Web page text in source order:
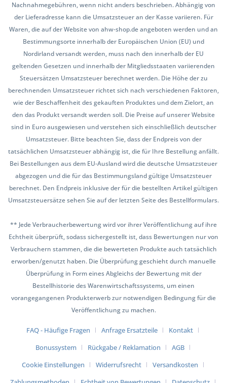
Nachnahmegebühren, wenn nicht anders beschrieben. Abhängig von
der Lieferadresse kann die Umsatzsteuer an der Kasse variieren. Für
Waren, die auf der Website von ahw-shop.de angeboten werden und an
Bestimmungsorte innerhalb der Europäischen Union (EU) und
Nordirland versandt werden, muss nach den innerhalb der EU
geltenden Gesetzen und innerhalb der Mitgliedsstaaten variierenden
Steuersätzen Umsatzsteuer berechnet werden. Die Höhe der zu
berechnenden Umsatzsteuer richtet sich nach verschiedenen Faktoren,
wie der Beschaffenheit des gekauften Produktes und dem Zielort, an
den das Produkt versandt werden soll. Die Preise auf unserer Website
sind in Euro ausgewiesen und verstehen sich einschließlich deutscher
Umsatzsteuer. Bitte beachten Sie, dass der Endpreis von der
tatsächlichen Umsatzsteuer abhängig ist, die für Ihre Bestellung anfällt.
Bei Bestellungen aus dem EU-Ausland wird die deutsche Umsatzsteuer
abgezogen und die für das Bestimmungsland gültige Umsatzsteuer
berechnet. Den Endpreis inklusive der für die bestellten Artikel gültigen
Umsatzsteuersätze sehen Sie auf der letzten Seite des Bestellformulars.
** Jede Verbraucherbewertung wird vor ihrer Veröffentlichung auf ihre
Echtheit überprüft, sodass sichergestellt ist, dass Bewertungen nur von
Verbrauchern stammen, die die bewerteten Produkte auch tatsächlich
erworben/genutzt haben. Die Überprüfung geschieht durch manuelle
Überprüfung in Form eines Abgleichs der Bewertung mit der
Bestellhistorie des Warenwirtschaftssystems, um einen
vorangegangenen Produkterwerb zur notwendigen Bedingung für die
Veröffentlichung zu machen.
FAQ - Häufige Fragen Anfrage Ersatzteile
Kontakt
Bonussystem
Rückgabe / Reklamation
AGB
Cookie Einstellungen
Widerrufsrecht
Versandkosten